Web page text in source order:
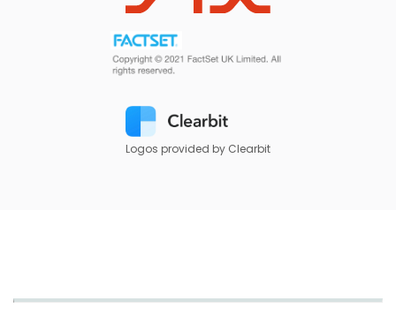
Logos provided by Clearbit